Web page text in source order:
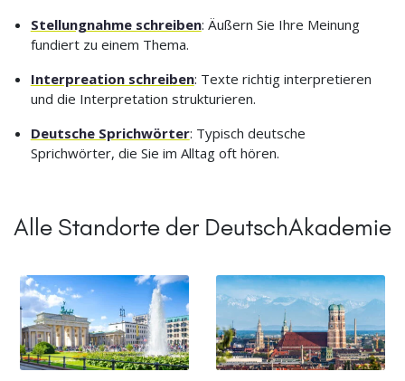
Stellungnahme schreiben: Äußern Sie Ihre Meinung
fundiert zu einem Thema.
Interpreation schreiben: Texte richtig interpretieren
und die Interpretation strukturieren.
Deutsche Sprichwörter: Typisch deutsche
Sprichwörter, die Sie im Alltag oft hören.
Alle Standorte der DeutschAkademie